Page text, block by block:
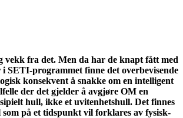
vekk fra det. Men da har de knapt fått med
SETI-programmet finne det overbevisende
konsekvent å snakke om en intelligent
der det gjelder å avgjøre OM en
hull, ikke et uvitenhetshull. Det finnes
på et tidspunkt vil forklares av fysisk-